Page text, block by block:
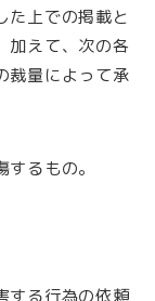
た上での掲載と
加えて、次の各
裁量によって承
るもの。
する行為の依頼